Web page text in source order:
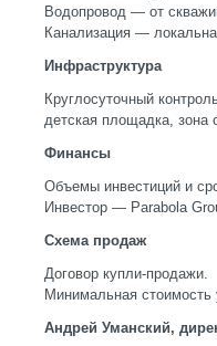
Водопровод — от
Канализация —
Инфраструктура
Круглосуточный
детская площадка,
Финансы
Объемы инвестиций и
Инвестор — Parabola
Схема продаж
Договор купли-продажи.
Минимальная
Андрей Уманский,